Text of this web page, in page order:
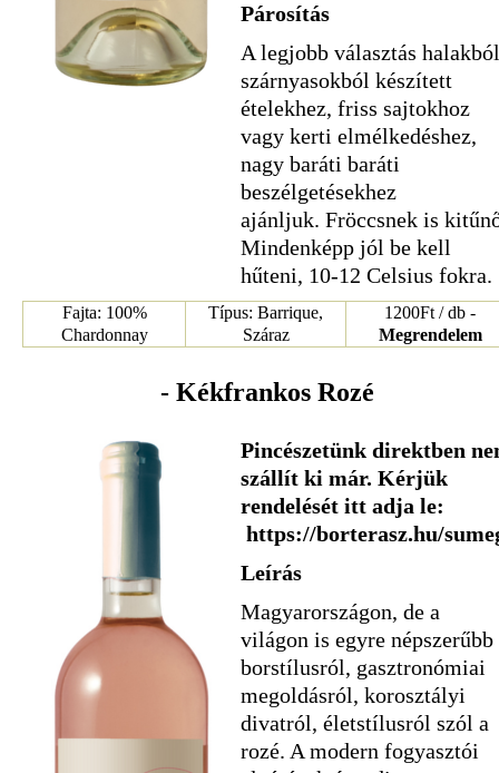
Párosítás
A legjobb választás
szárnyasokból készített
ételekhez, friss sajtokhoz
vagy kerti elmélkedéshez,
nagy baráti baráti
beszélgetésekhez
ajánljuk. Fröccsnek is
Mindenképp jól be kell
hűteni, 10-12 Celsius fokra.
Fajta: 100%
Chardonnay
Típus: Barrique,
Száraz
1200Ft / db -
Megrendelem
- Kékfrankos Rozé
Pincészetünk direktben
szállít ki már. Kérjük
rendelését itt adja le:
https://borterasz.hu/
Leírás
Magyarországon, de a
világon is egyre népszerűbb
borstílusról, gasztronómiai
megoldásról, korosztályi
divatról, életstílusról szól a
rozé. A modern fogyasztói